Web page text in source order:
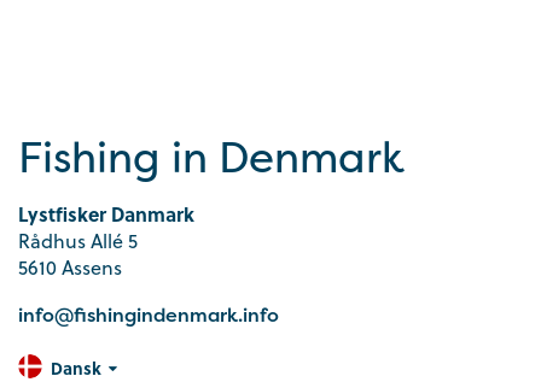
Fishing in Denmark
Lystfisker Danmark
Rådhus Allé 5
5610 Assens
info@fishingindenmark.info
Dansk